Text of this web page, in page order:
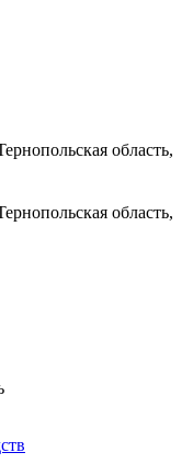
область,
область,